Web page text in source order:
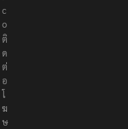
c
o
ติ
ด
ต่
อ
โ
ฆ
ษ